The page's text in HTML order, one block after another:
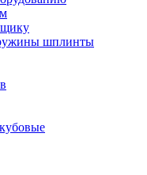
шплинты